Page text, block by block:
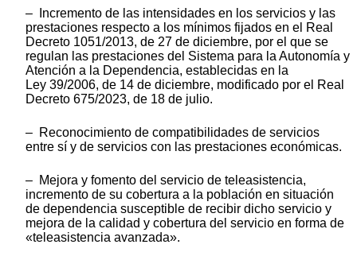
– Incremento de las intensidades en los servicios y las
prestaciones respecto a los mínimos fijados en el Real
Decreto 1051/2013, de 27 de diciembre, por el que se
regulan las prestaciones del Sistema para la Autonomía y
Atención a la Dependencia, establecidas en la
Ley 39/2006, de 14 de diciembre, modificado por el Real
Decreto 675/2023, de 18 de julio.
– Reconocimiento de compatibilidades de servicios
entre sí y de servicios con las prestaciones económicas.
– Mejora y fomento del servicio de teleasistencia,
incremento de su cobertura a la población en situación
de dependencia susceptible de recibir dicho servicio y
mejora de la calidad y cobertura del servicio en forma de
«teleasistencia avanzada».